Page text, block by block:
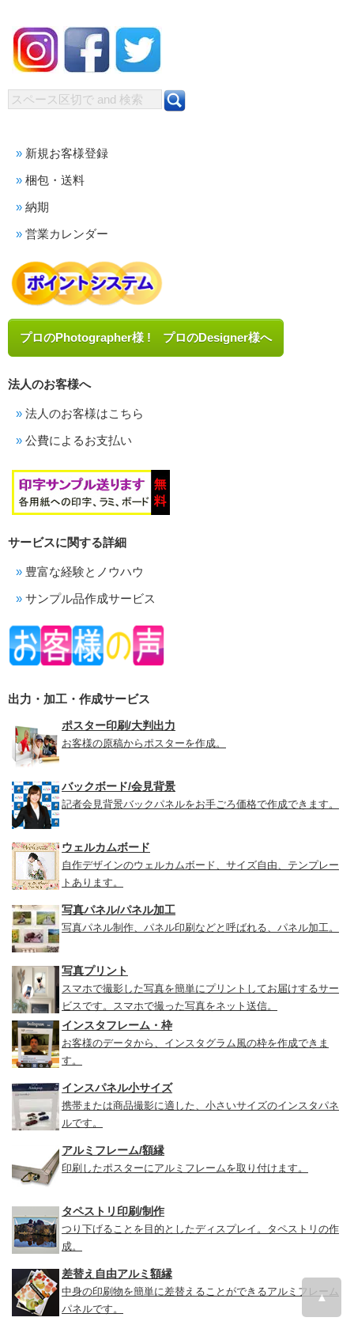
新規お客様登録
梱包・送料
納期
営業カレンダー
プロのPhotographer様 ! プロのDesigner様へ
法人のお客様へ
法人のお客様はこちら
公費によるお支払い
サービスに関する詳細
豊富な経験とノウハウ
サンプル品作成サービス
出力・加工・作成サービス
ポスター印刷/大判出力
お客様の原稿からポスターを作成。
バックボード/会見背景
記者会見背景バックパネルをお手ごろ価格で作成できます。
ウェルカムボード
自作デザインのウェルカムボード、サイズ自由、テンプレー
トあります。
写真パネル/パネル加工
写真パネル制作、パネル印刷などと呼ばれる、パネル加工。
写真プリント
スマホで撮影した写真を簡単にプリントしてお届けするサー
ビスです。スマホで撮った写真をネット送信。
インスタフレーム・枠
お客様のデータから、インスタグラム風の枠を作成できま
す。
インスパネル小サイズ
携帯または商品撮影に適した、小さいサイズのインスタパネ
ルです。
アルミフレーム/額縁
印刷したポスターにアルミフレームを取り付けます。
タペストリ印刷/制作
つり下げることを目的としたディスプレイ。タペストリの作
成。
差替え自由アルミ額縁
中身の印刷物を簡単に差替えることができるアルミフレーム
パネルです。
▲